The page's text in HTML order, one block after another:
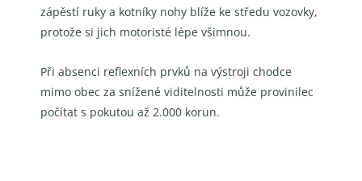
zápěstí ruky a kotníky nohy blíže ke středu vozovky,
protože si jich motoristé lépe všimnou.
Při absenci reflexních prvků na výstroji chodce
mimo obec za snížené viditelnosti může provinilec
počítat s pokutou až 2.000 korun.